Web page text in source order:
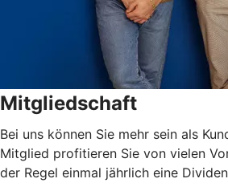
Mitgliedschaft
Bei uns können Sie mehr sein als
Mitglied profitieren Sie von vielen
der Regel einmal jährlich eine